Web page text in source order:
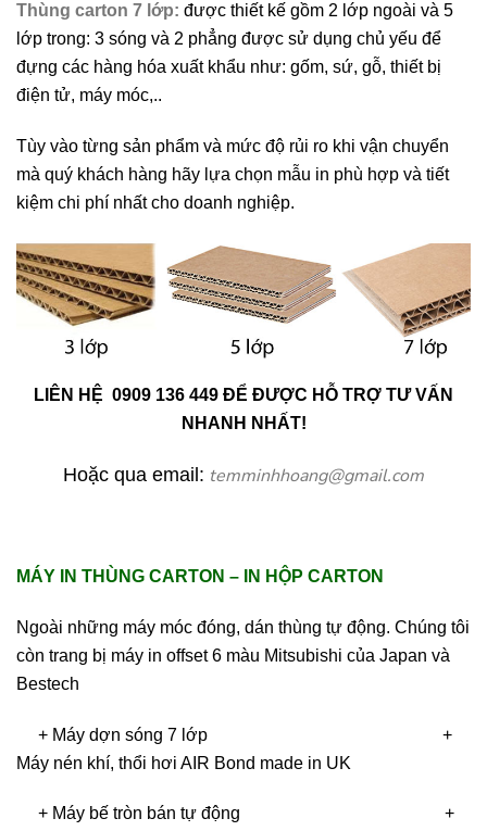
Thùng carton 7 lớp: được thiết kế gồm 2 lớp ngoài và 5
lớp trong: 3 sóng và 2 phẳng được sử dụng chủ yếu để
đựng các hàng hóa xuất khẩu như: gốm, sứ, gỗ, thiết bị
điện tử, máy móc,..
Tùy vào từng sản phẩm và mức độ rủi ro khi vận chuyển
mà quý khách hàng hãy lựa chọn mẫu in phù hợp và tiết
kiệm chi phí nhất cho doanh nghiệp.
LIÊN HỆ 0909 136 449 ĐỂ ĐƯỢC HỖ TRỢ TƯ VẤN
NHANH NHẤT!
Hoặc qua email: temminhhoang@gmail.com
MÁY IN THÙNG CARTON – IN HỘP CARTON
Ngoài những máy móc đóng, dán thùng tự động. Chúng tôi
còn trang bị máy in offset 6 màu Mitsubishi của Japan và
Bestech
+ Máy dợn sóng 7 lớp +
Máy nén khí, thổi hơi AIR Bond made in UK
+ Máy bế tròn bán tự động +